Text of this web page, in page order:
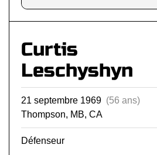
Curtis
Leschyshyn
21 septembre 1969 (56 ans)
Thompson, MB, CA
Défenseur